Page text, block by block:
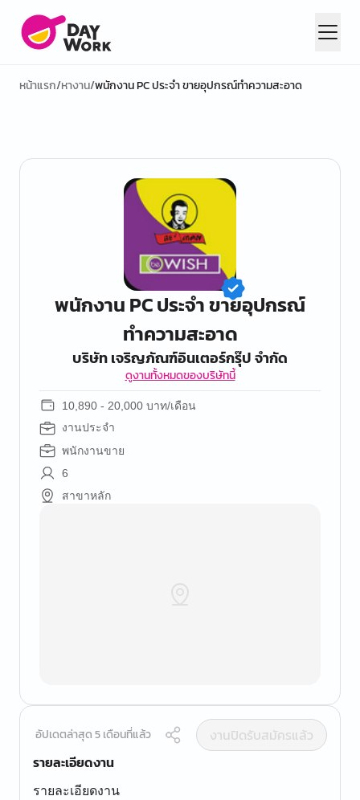
หน้าแรก/หางาน/พนักงาน PC ประจำ ขายอุปกรณ์ทำความสะอาด
พนักงาน PC ประจำ ขายอุปกรณ์
ทำความสะอาด
บริษัท เจริญภัณฑ์อินเตอร์กรุ๊ป จำกัด
ดูงานทั้งหมดของบริษัทนี้
10,890 - 20,000 บาท/เดือน
งานประจำ
พนักงานขาย
6
สาขาหลัก
อัปเดตล่าสุด 5 เดือนที่แล้ว
งานปิดรับสมัครแล้ว
รายละเอียดงาน
รายละเอียดงาน